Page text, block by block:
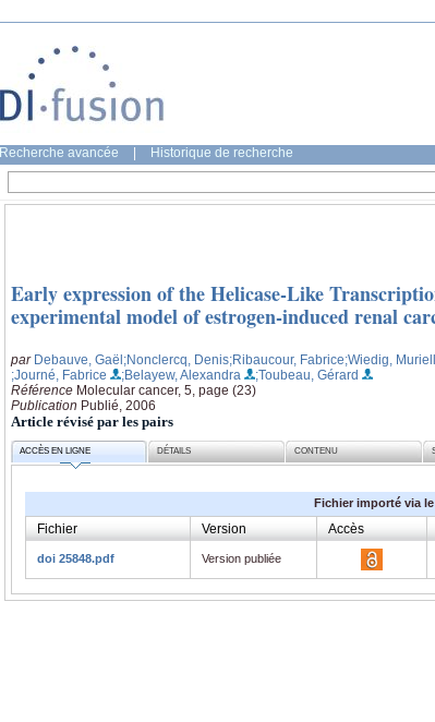
Recherche avancée Historique de recherche
Early expression of the Helicase-Like
experimental model of estrogen-induced renal
par Debauve, Gaël;Nonclercq, Denis;Ribaucour, Fabrice;Wiedig,
;Journé, Fabrice
;Belayew, Alexandra
;Toubeau, Gérard
Référence Molecular cancer, 5, page (23)
Publication Publié, 2006
Article révisé par les pairs
ACCÈS EN LIGNE DÉTAILS CONTENU
Fichier importé via le
Fichier Version Accès
doi 25848.pdf Version publiée